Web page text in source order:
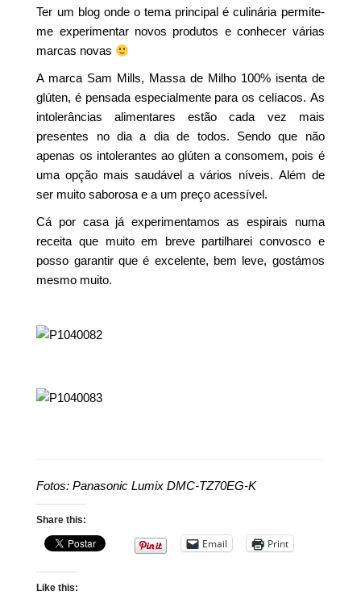
Ter um blog onde o tema principal é culinária permite-
me experimentar novos produtos e conhecer várias
marcas novas
A marca Sam Mills, Massa de Milho 100% isenta de
glúten, é pensada especialmente para os celíacos. As
intolerâncias alimentares estão cada vez mais
presentes no dia a dia de todos. Sendo que não
apenas os intolerantes ao glúten a consomem, pois é
uma opção mais saudável a vários níveis. Além de
ser muito saborosa e a um preço acessível.
Cá por casa já experimentamos as espirais numa
receita que muito em breve partilharei convosco e
posso garantir que é excelente, bem leve, gostámos
mesmo muito.
Fotos: Panasonic Lumix DMC-TZ70EG-K
Share this:
Email Print
Like this: